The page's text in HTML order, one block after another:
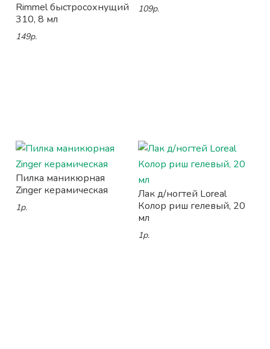
Rimmel быстросохнущий
310, 8 мл
149р.
109р.
Пилка маникюрная
Zinger керамическая
1р.
Лак д/ногтей Loreal
Колор риш гелевый, 20
мл
1р.